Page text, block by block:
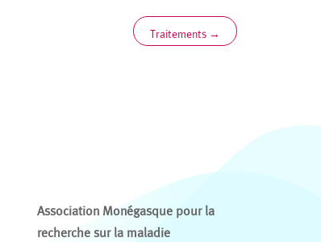
Traitements→
Association Monégasque pour la
recherche sur la maladie